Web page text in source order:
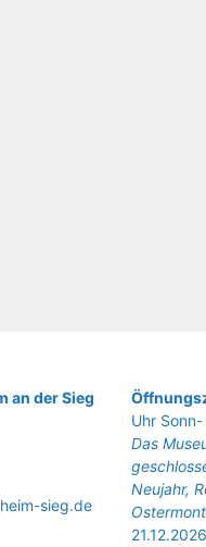
an der Sieg
sieg.de
Uhr
Das
Neujahr,